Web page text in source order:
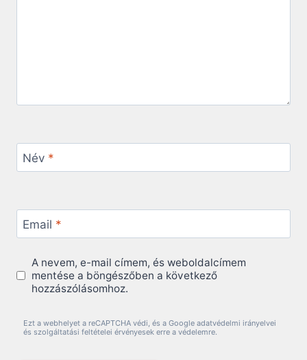
Név *
Email *
A nevem, e-mail címem, és weboldalcímem
mentése a böngészőben a következő
hozzászólásomhoz.
Ezt a webhelyet a reCAPTCHA védi, és a Google adatvédelmi irányelvei
és szolgáltatási feltételei érvényesek erre a védelemre.